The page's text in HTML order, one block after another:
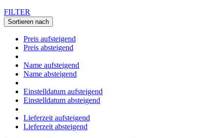
FILTER
Sortieren nach
Preis aufsteigend
Preis absteigend
Name aufsteigend
Name absteigend
Einstelldatum aufsteigend
Einstelldatum absteigend
Lieferzeit aufsteigend
Lieferzeit absteigend